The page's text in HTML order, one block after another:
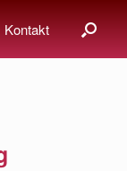
Kontakt